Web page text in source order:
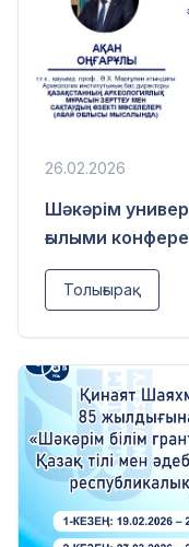
26.02.2026
Шәкәрім
ғылыми
Толығырақ